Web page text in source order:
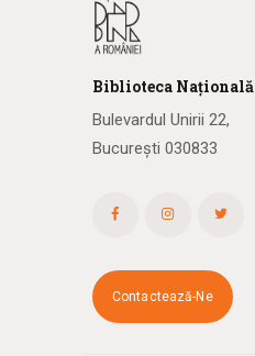
Biblioteca Națională
Bulevardul Unirii 22,
București 030833
Contactează-Ne